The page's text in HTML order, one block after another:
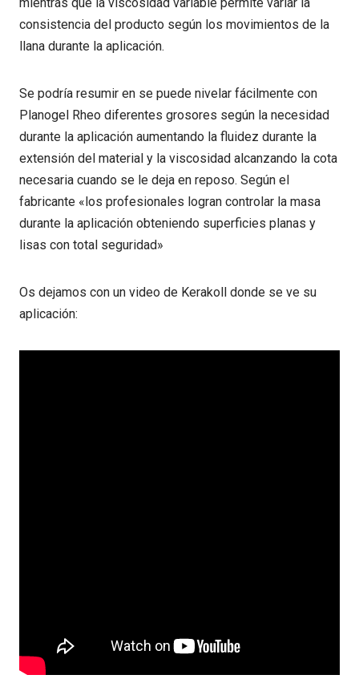
consistencia del producto según los movimientos de la
llana durante la aplicación.
Se podría resumir en se puede nivelar fácilmente con
Planogel Rheo diferentes grosores según la necesidad
durante la aplicación aumentando la fluidez durante la
extensión del material y la viscosidad alcanzando la cota
necesaria cuando se le deja en reposo. Según el
fabricante «los profesionales logran controlar la masa
durante la aplicación obteniendo superficies planas y
lisas con total seguridad»
Os dejamos con un video de Kerakoll donde se ve su
aplicación: